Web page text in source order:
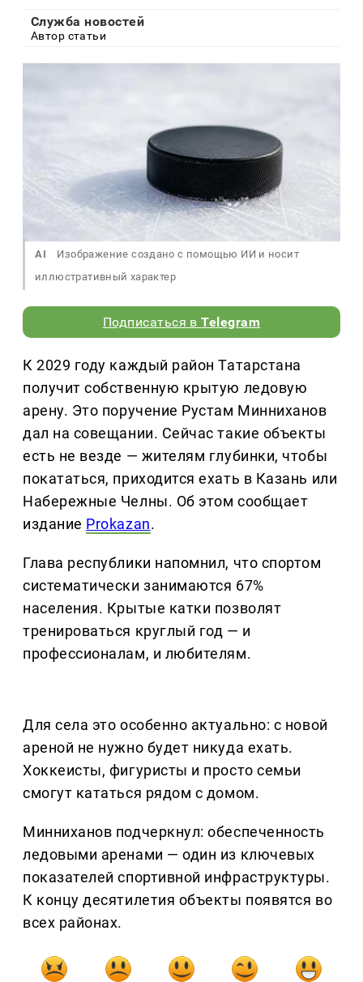
Служба новостей
Автор статьи
AI
Изображение создано с помощью ИИ и носит
иллюстративный характер
Подписаться вTelegram
К 2029 году каждый район Татарстана
получит собственную крытую ледовую
арену. Это поручение Рустам Минниханов
дал на совещании. Сейчас такие объекты
есть не везде — жителям глубинки, чтобы
покататься, приходится ехать в Казань или
Набережные Челны. Об этом сообщает
издание Prokazan.
Глава республики напомнил, что спортом
систематически занимаются 67%
населения. Крытые катки позволят
тренироваться круглый год — и
профессионалам, и любителям.
Для села это особенно актуально: с новой
ареной не нужно будет никуда ехать.
Хоккеисты, фигуристы и просто семьи
смогут кататься рядом с домом.
Минниханов подчеркнул: обеспеченность
ледовыми аренами — один из ключевых
показателей спортивной инфраструктуры.
К концу десятилетия объекты появятся во
всех районах.